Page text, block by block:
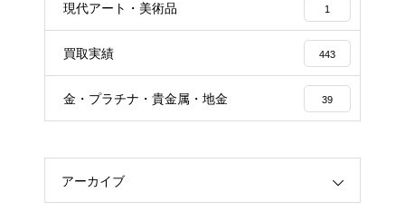
現代アート・美術品 1
買取実績 443
金・プラチナ・貴金属・地金 39
アーカイブ